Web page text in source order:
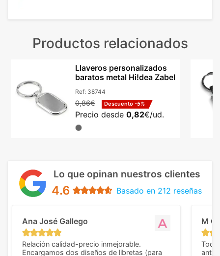
Productos relacionados
Llaveros personalizados
baratos metal Hi!dea Zabel
Ref: 38744
0,86€ Descuento -5%
Precio desde 0,82€/ud.
Lo que opinan nuestros clientes
4.6 Basado en 212 reseñas
Ana José Gallego
Relación calidad-precio inmejorable.
Encargamos dos diseños de libretas (para
M C
Todo